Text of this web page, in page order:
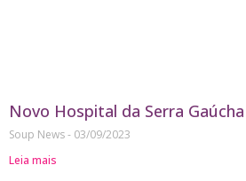
Novo Hospital da Serra Gaúcha
Soup News
03/09/2023
Leia mais